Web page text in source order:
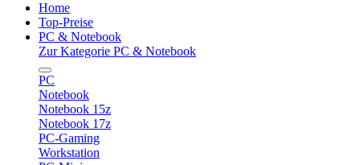
Home
Top-Preise
PC & Notebook
Zur Kategorie PC & Notebook
PC
Notebook
Notebook 15z
Notebook 17z
PC-Gaming
Workstation